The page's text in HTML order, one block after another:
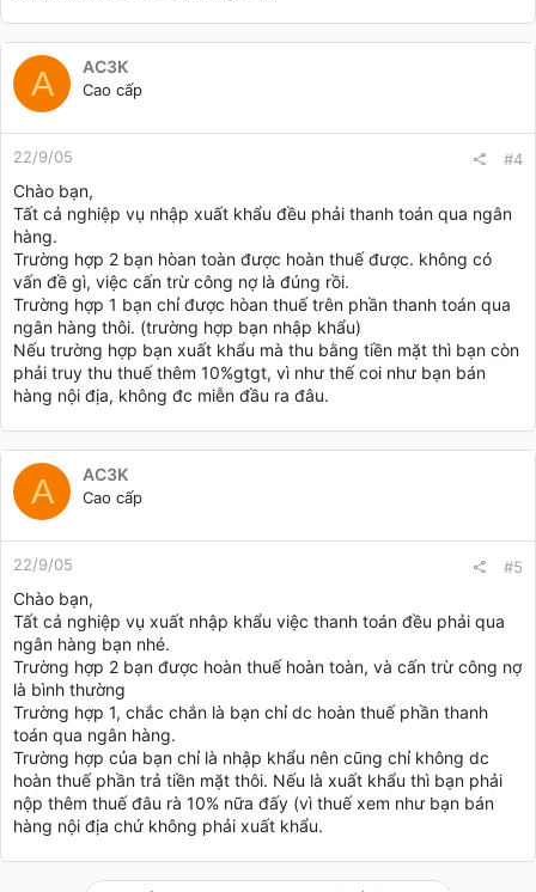
A AC3K
Cao cấp
22/9/05 #4
Chào bạn,
Tất cả nghiệp vụ nhập xuất khẩu đều phải thanh toán qua ngân
hàng.
Trường hợp 2 bạn hòan toàn được hoàn thuế được. không có
vấn đề gì, việc cấn trừ công nợ là đúng rồi.
Trường hợp 1 bạn chỉ được hòan thuế trên phần thanh toán qua
ngân hàng thôi. (trường hợp bạn nhập khẩu)
Nếu trường hợp bạn xuất khẩu mà thu bằng tiền mặt thì bạn còn
phải truy thu thuế thêm 10%gtgt, vì như thế coi như bạn bán
hàng nội địa, không đc miễn đầu ra đâu.
A AC3K
Cao cấp
22/9/05 #5
Chào bạn,
Tất cả nghiệp vụ xuất nhập khẩu việc thanh toán đều phải qua
ngân hàng bạn nhé.
Trường hợp 2 bạn được hoàn thuế hoàn toàn, và cấn trừ công nợ
là bình thường
Trường hợp 1, chắc chắn là bạn chỉ dc hoàn thuế phần thanh
toán qua ngân hàng.
Trường hợp của bạn chỉ là nhập khẩu nên cũng chỉ không dc
hoàn thuế phần trả tiền mặt thôi. Nếu là xuất khẩu thì bạn phải
nộp thêm thuế đâu rà 10% nữa đấy (vì thuế xem như bạn bán
hàng nội địa chứ không phải xuất khẩu.